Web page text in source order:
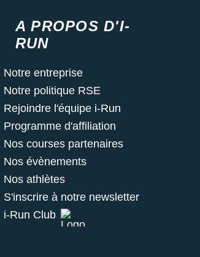
A PROPOS D'I-
RUN
Notre entreprise
Notre politique RSE
Rejoindre l'équipe i-Run
Programme d'affiliation
Nos courses partenaires
Nos évènements
Nos athlètes
S'inscrire à notre newsletter
i-Run Club